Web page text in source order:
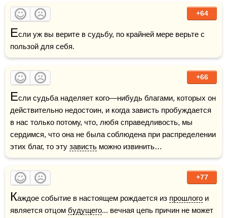
+64
Если уж вы верите в судьбу, по крайней мере верьте с
пользой для себя.
+66
Если судьба наделяет кого—нибудь благами, которых он
действительно недостоин, и когда зависть пробуждается
в нас только потому, что, любя справедливость, мы
сердимся, что она не была соблюдена при распределении
этих благ, то эту зависть можно извинить…
+77
Каждое событие в настоящем рождается из прошлого и
является отцом будущего... вечная цепь причин не может